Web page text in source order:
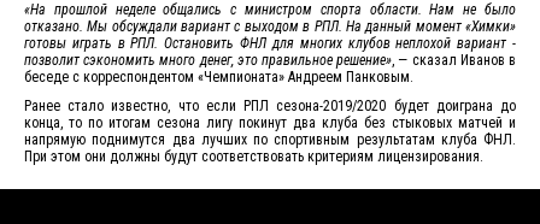
«На прошлой неделе общались с министром спорта области. Нам не было
отказано. Мы обсуждали вариант с выходом в РПЛ. На данный момент «Химки»
готовы играть в РПЛ. Остановить ФНЛ для многих клубов неплохой вариант -
позволит сэкономить много денег, это правильное решение», — сказал Иванов в
беседе с корреспондентом «Чемпионата» Андреем Панковым.
Ранее стало известно, что если РПЛ сезона-2019/2020 будет доиграна до
конца, то по итогам сезона лигу покинут два клуба без стыковых матчей и
напрямую поднимутся два лучших по спортивным результатам клуба ФНЛ.
При этом они должны будут соответствовать критериям лицензирования.